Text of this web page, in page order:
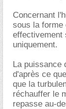
Concernant
sous la forme
effectivement
uniquement.
La puissance
d'après ce
que la
réchauffer le
repasse au-